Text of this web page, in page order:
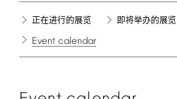
正在进行的展览 即将举办的展览
Event calendar